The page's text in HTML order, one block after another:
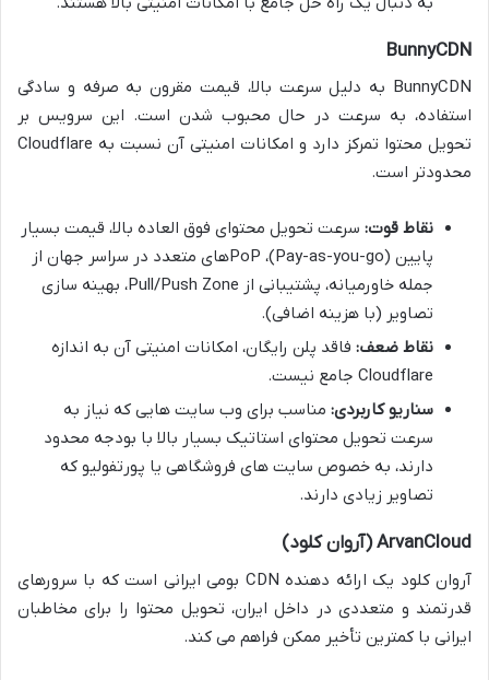
BunnyCDN
BunnyCDN به دلیل سرعت بالا، قیمت مقرون به صرفه و سادگی
استفاده، به سرعت در حال محبوب شدن است. این سرویس بر
تحویل محتوا تمرکز دارد و امکانات امنیتی آن نسبت به Cloudflare
محدودتر است.
نقاط قوت: سرعت تحویل محتوای فوق العاده بالا، قیمت بسیار
پایین (Pay-as-you-go)، PoPهای متعدد در سراسر جهان از
جمله خاورمیانه، پشتیبانی از Pull/Push Zone، بهینه سازی
تصاویر (با هزینه اضافی).
نقاط ضعف: فاقد پلن رایگان، امکانات امنیتی آن به اندازه
Cloudflare جامع نیست.
سناریو کاربردی: مناسب برای وب سایت هایی که نیاز به
سرعت تحویل محتوای استاتیک بسیار بالا با بودجه محدود
دارند، به خصوص سایت های فروشگاهی یا پورتفولیو که
تصاویر زیادی دارند.
ArvanCloud (آروان کلود)
آروان کلود یک ارائه دهنده CDN بومی ایرانی است که با سرورهای
قدرتمند و متعددی در داخل ایران، تحویل محتوا را برای مخاطبان
ایرانی با کمترین تأخیر ممکن فراهم می کند.